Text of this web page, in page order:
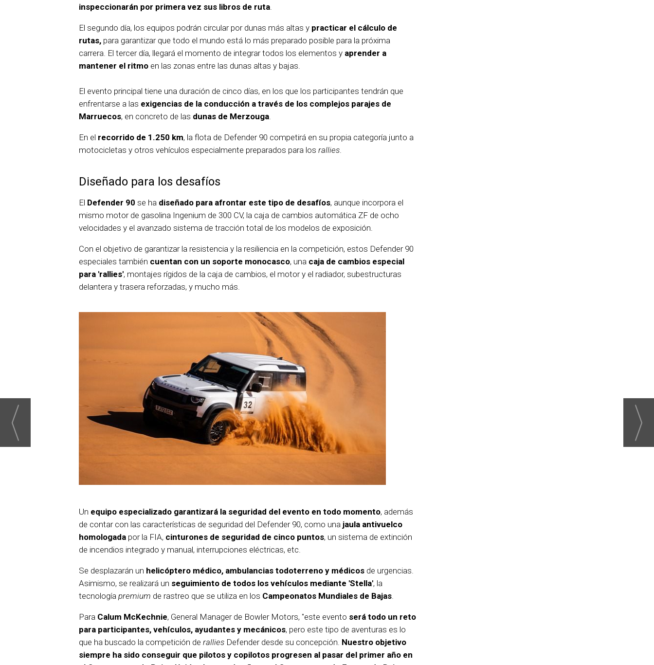
inspeccionarán por primera vez sus libros de ruta.
El segundo día, los equipos podrán circular por dunas más altas y practicar el cálculo de
rutas, para garantizar que todo el mundo está lo más preparado posible para la próxima
carrera. El tercer día, llegará el momento de integrar todos los elementos y aprender a
mantener el ritmo en las zonas entre las dunas altas y bajas.
El evento principal tiene una duración de cinco días, en los que los participantes tendrán que
enfrentarse a las exigencias de la conducción a través de los complejos parajes de
Marruecos, en concreto de las dunas de Merzouga.
En el recorrido de 1.250 km, la flota de Defender 90 competirá en su propia categoría junto a
motocicletas y otros vehículos especialmente preparados para los rallies.
Diseñado para los desafíos
El Defender 90 se ha diseñado para afrontar este tipo de desafíos, aunque incorpora el
mismo motor de gasolina Ingenium de 300 CV, la caja de cambios automática ZF de ocho
velocidades y el avanzado sistema de tracción total de los modelos de exposición.
Con el objetivo de garantizar la resistencia y la resiliencia en la competición, estos Defender 90
especiales también cuentan con un soporte monocasco, una caja de cambios especial
para 'rallies', montajes rígidos de la caja de cambios, el motor y el radiador, subestructuras
delantera y trasera reforzadas, y mucho más.
Un equipo especializado garantizará la seguridad del evento en todo momento, además
de contar con las características de seguridad del Defender 90, como una jaula antivuelco
homologada por la FIA, cinturones de seguridad de cinco puntos, un sistema de extinción
de incendios integrado y manual, interrupciones eléctricas, etc.
Se desplazarán un helicóptero médico, ambulancias todoterreno y médicos de urgencias.
Asimismo, se realizará un seguimiento de todos los vehículos mediante 'Stella', la
tecnología premium de rastreo que se utiliza en los Campeonatos Mundiales de Bajas.
Para Calum McKechnie, General Manager de Bowler Motors, "este evento será todo un reto
para participantes, vehículos, ayudantes y mecánicos, pero este tipo de aventuras es lo
que ha buscado la competición de rallies Defender desde su concepción. Nuestro objetivo
siempre ha sido conseguir que pilotos y copilotos progresen al pasar del primer año en